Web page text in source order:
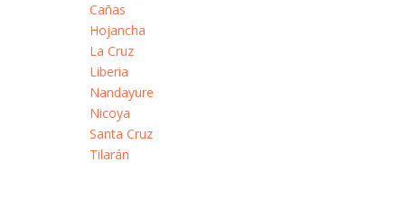
Cañas
Hojancha
La Cruz
Liberia
Nandayure
Nicoya
Santa Cruz
Tilarán